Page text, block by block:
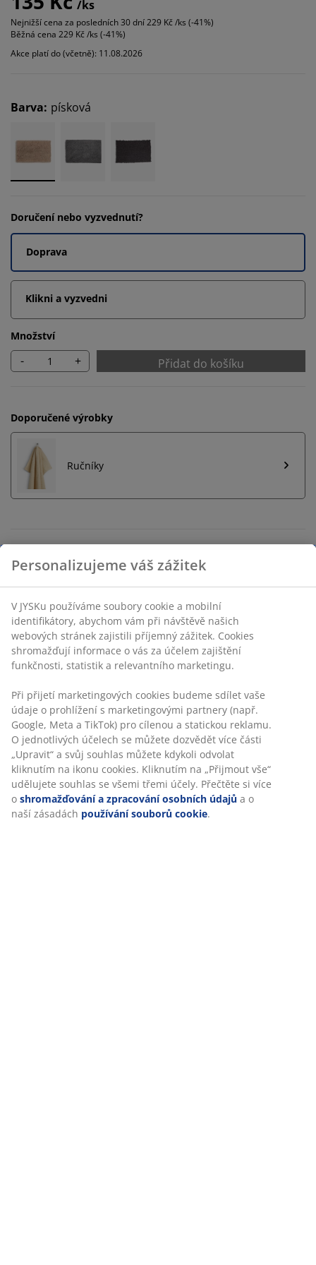
/ks
Nejnižší cena za posledních 30 dní229 Kč /ks (-41%)
Běžná cena 229 Kč /ks (-41%)
Akce platí do (včetně): 11.08.2026
Barva: písková
Doručení nebo vyzvednutí?
Doprava
Klikni a vyzvedni
Množství
- + Přidat do košíku
Doporučené výrobky
Ručníky
Žádné časové omezení – zboží vraťte na jakoukoli
Garance ceny
30-denní garance ceny na všechny výrobky
Flexibilní možnosti doručení
Rychlá a snadná doprava podle vašich představ
100% polyester (41 % recyklováno). 50x80 cm
Skladová položka: 2519507
Specifikace